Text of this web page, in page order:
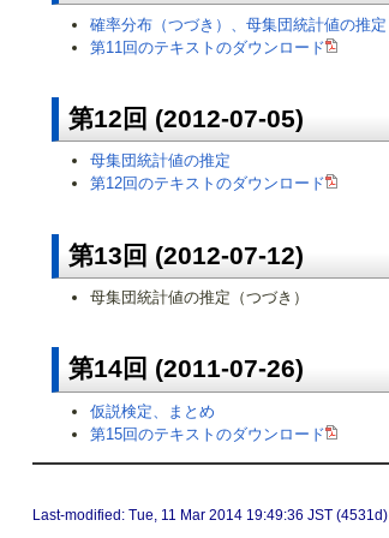
確率分布（つづき）、母集団統計値の推定
第11回のテキストのダウンロード
第12回 (2012-07-05)
母集団統計値の推定
第12回のテキストのダウンロード
第13回 (2012-07-12)
母集団統計値の推定（つづき）
第14回 (2011-07-26)
仮説検定、まとめ
第15回のテキストのダウンロード
Last-modified: Tue, 11 Mar 2014 19:49:36 JST (4531d)